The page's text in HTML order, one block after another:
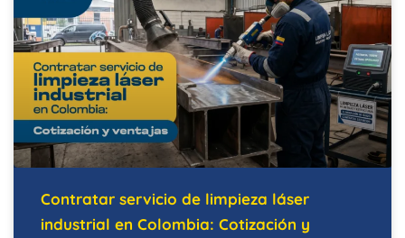
Contratar servicio de limpieza láser
industrial en Colombia: Cotización y